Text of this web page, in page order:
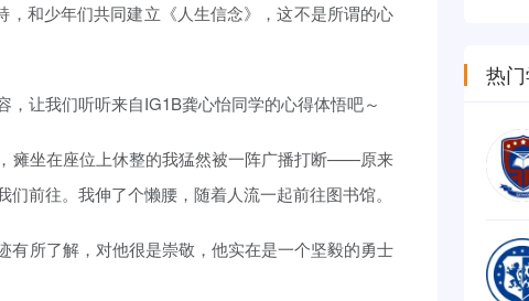
，和少年们共同建立《人生信念》，这不是所谓的心
让我们听听来自IG1B龚心怡同学的心得体悟吧～
瘫坐在座位上休整的我猛然被一阵广播打断——原来
前往。我伸了个懒腰，随着人流一起前往图书馆。
有所了解，对他很是崇敬，他实在是一个坚毅的勇士
热